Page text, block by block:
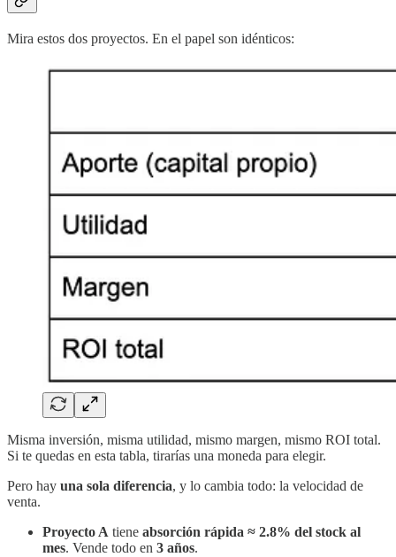
Mira estos dos proyectos. En el papel son idénticos:
Misma inversión, misma utilidad, mismo margen, mismo ROI total.
Si te quedas en esta tabla, tirarías una moneda para elegir.
Pero hay una sola diferencia, y lo cambia todo: la velocidad de
venta.
Proyecto A tiene absorción rápida ≈ 2.8% del stock al
mes. Vende todo en 3 años.